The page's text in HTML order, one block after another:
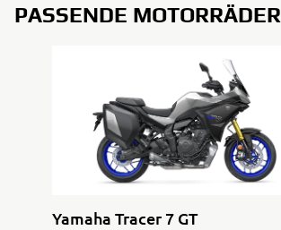
PASSENDE MOTORRÄDER
Yamaha Tracer 7 GT